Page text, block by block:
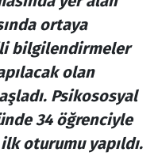
ortaya
bilgilendirmeler
olan
Psikososyal
34 öğrenciyle
oturumu yapıldı.